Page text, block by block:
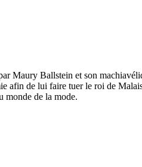
Maury Ballstein et son
afin de lui faire tuer le roi de
monde de la mode.